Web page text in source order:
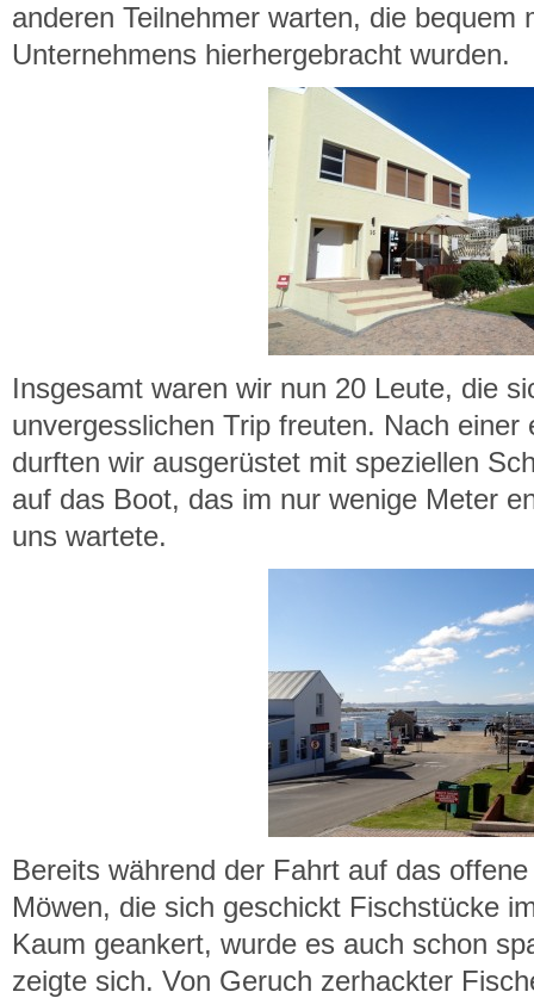
anderen Teilnehmer warten, die bequem
Unternehmens hierhergebracht wurden.
Insgesamt waren wir nun 20 Leute, die
unvergesslichen Trip freuten. Nach
durften wir ausgerüstet mit speziellen
auf das Boot, das im nur wenige Meter
uns wartete.
Bereits während der Fahrt auf das
Möwen, die sich geschickt Fischstücke
Kaum geankert, wurde es auch schon
zeigte sich. Von Geruch zerhackter